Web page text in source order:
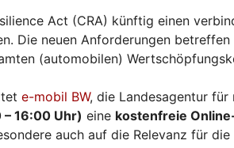
Act (CRA) künftig einen
Die neuen Anforderungen
(automobilen)
e-mobil BW, die Landesagentur
16:00 Uhr) eine kostenfreie
auch auf die Relevanz für